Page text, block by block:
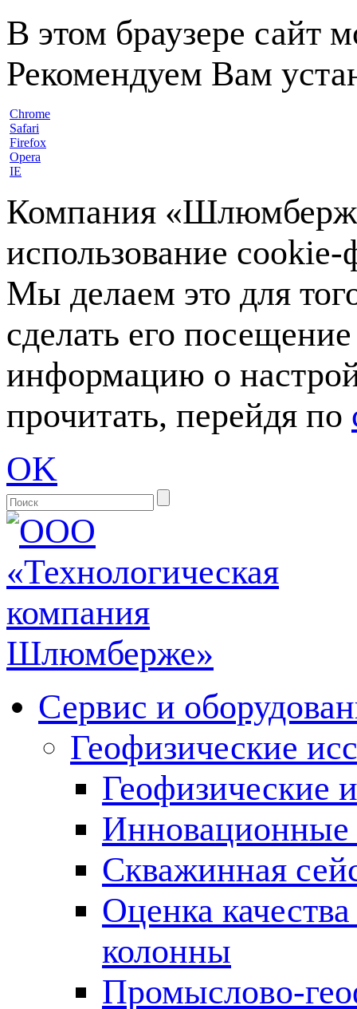
В этом браузере сайт
Рекомендуем Вам
Chrome
Safari
Firefox
Opera
IE
Компания
использование
Мы делаем это для
сделать его
информацию о
прочитать, перейдя по
OK
Сервис и
Геофизические
Геофизические
Инновационные
Скважинная
Оценка
колонны
Промыслово-